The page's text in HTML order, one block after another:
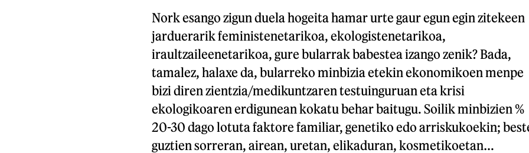
Nork esango zigun duela hogeita hamar urte gaur egun egin zitekeen
jarduerarik feministenetarikoa, ekologistenetarikoa,
iraultzaileenetarikoa, gure bularrak babestea izango zenik? Bada,
tamalez, halaxe da, bularreko minbizia etekin ekonomikoen menpe
bizi diren zientzia/medikuntzaren testuinguruan eta krisi
ekologikoaren erdigunean kokatu behar baitugu. Soilik minbizien %
20-30 dago lotuta faktore familiar, genetiko edo arriskukoekin;
guztien sorreran, airean, uretan, elikaduran, kosmetikoetan…